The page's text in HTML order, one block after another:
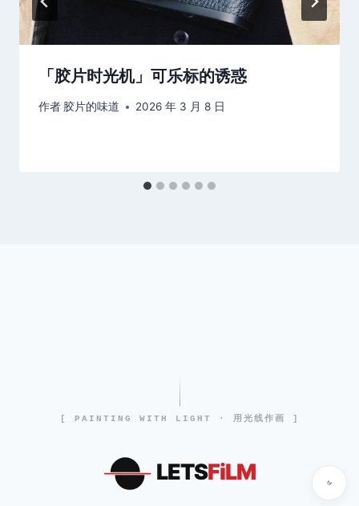
「胶片时光机」可乐标的诱惑
作者 胶片的味道 2026 年 3 月 8 日
[ PAINTING WITH LIGHT · 用光线作画 ]
LETSFiLM